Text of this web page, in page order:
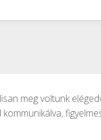
meg voltunk